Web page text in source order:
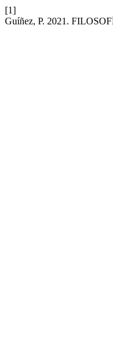
[1]
Guíñez, P. 2021.